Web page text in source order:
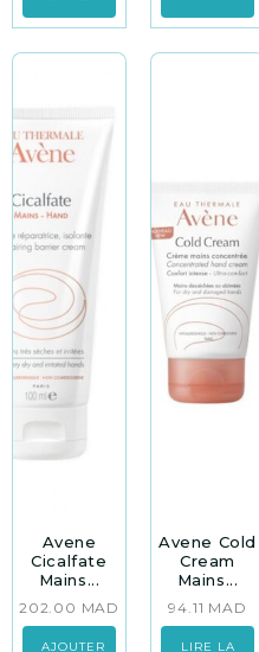
Avene
Cicalfate
Mains...
202.00 MAD
AJOUTER
Avene Cold
Cream
Mains...
94.11 MAD
LIRE LA